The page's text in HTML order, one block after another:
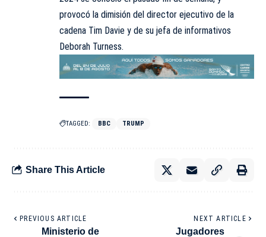
provocó la dimisión del director ejecutivo de la
cadena Tim Davie y de su jefa de informativos
Deborah Turness.
TAGGED: BBC TRUMP
Share This Article
PREVIOUS ARTICLE
Ministerio de
NEXT ARTICLE
Jugadores